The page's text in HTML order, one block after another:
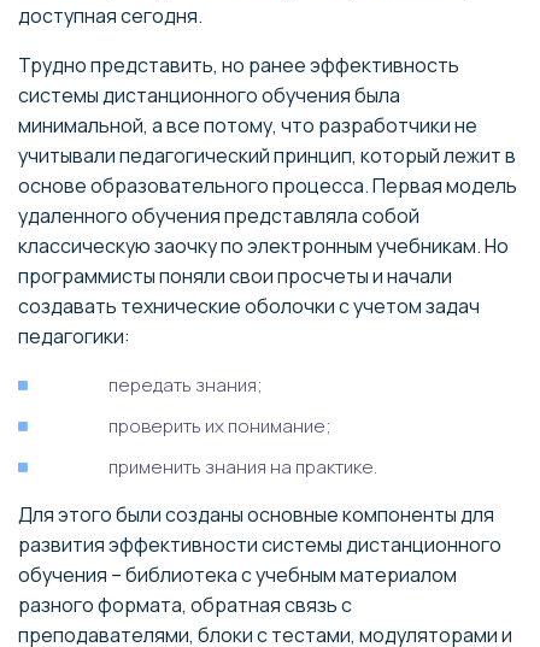
доступная сегодня.
Трудно представить, но ранее эффективность
системы дистанционного обучения была
минимальной, а все потому, что разработчики не
учитывали педагогический принцип, который лежит в
основе образовательного процесса. Первая модель
удаленного обучения представляла собой
классическую заочку по электронным учебникам. Но
программисты поняли свои просчеты и начали
создавать технические оболочки с учетом задач
педагогики:
передать знания;
проверить их понимание;
применить знания на практике.
Для этого были созданы основные компоненты для
развития эффективности системы дистанционного
обучения – библиотека с учебным материалом
разного формата, обратная связь с
преподавателями, блоки с тестами, модуляторами и